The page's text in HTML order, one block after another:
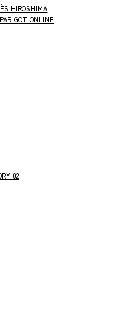
HIROSHIMA
PARIGOT ONLINE
02